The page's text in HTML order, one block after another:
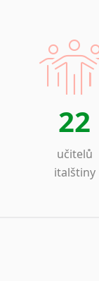
22
učitelů
italštiny